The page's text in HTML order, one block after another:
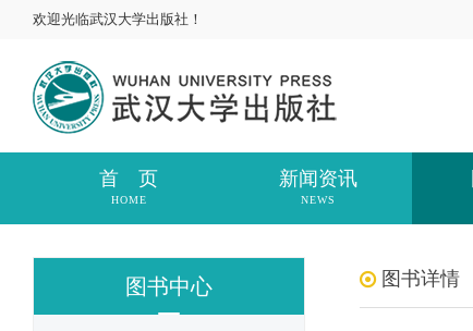
欢迎光临武汉大学出版社！
首 页
HOME
新闻资讯
NEWS
图书中心 图书详情